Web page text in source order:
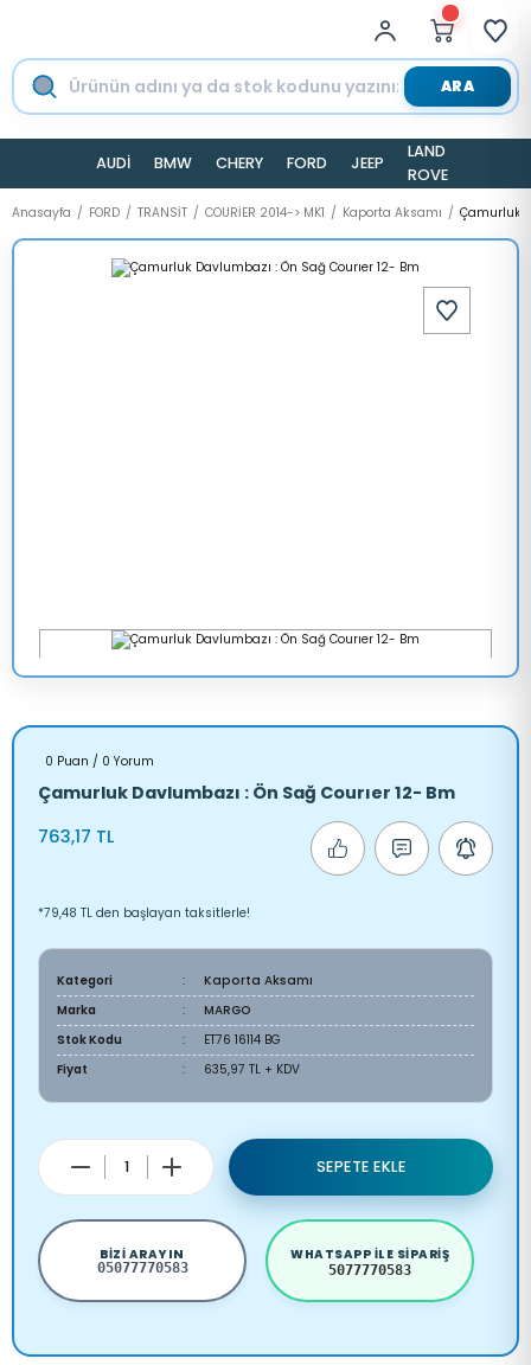
ARA
AUDİ BMW CHERY FORD JEEP
LAND
ROVER
Anasayfa FORD TRANSİT COURİER 2014-> MK1 Kaporta Aksamı Çamurluk
0 Puan / 0 Yorum
Çamurluk Davlumbazı : Ön Sağ Courıer 12- Bm
763,17 TL
*79,48 TL den başlayan taksitlerle!
Kategori
Kaporta Aksamı
Marka
MARGO
Stok Kodu
ET76 16114 BG
Fiyat
635,97 TL + KDV
SEPETE EKLE
BIZI ARAYIN
05077770583
WHATSAPP ILE SIPARIŞ
5077770583